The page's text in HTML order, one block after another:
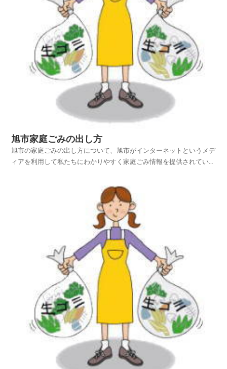
旭市家庭ごみの出し方
旭市の家庭ごみの出し方について、旭市がインターネットというメデ
ィアを利用して私たちにわかりやすく家庭ごみ情報を提供されていま
し、旭市の家庭ごみの出し方を項目別に紹介しておりますのでご活用
いただければ幸いです。平成25年4月1日から使用済み...